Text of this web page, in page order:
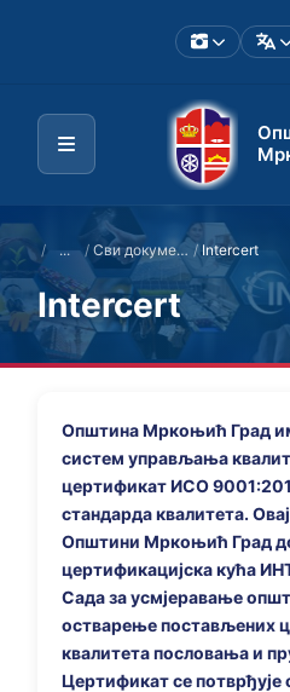
/ ... / Сви документи / Intercert
Intercert
Општина Мркоњић Град
систем управљања
цертификат ИСО
стандарда квалитета.
Општини Мркоњић Град
цертификацијска кућа
Сада за усмјеравање
остварење постављених
квалитета пословања и
Цертификат се потврђује